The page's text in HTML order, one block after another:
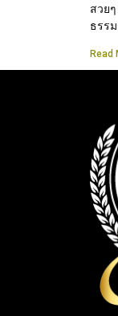
สวย
ธรร
Read